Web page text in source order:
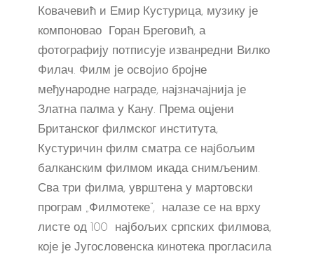
Ковачевић и Емир Кустурица, музику је
компоновао Горан Бреговић, а
фотографију потписује изванредни Вилко
Филач. Филм је освојио бројне
међународне награде, најзначајнија је
Златна палма у Кану. Према оцјени
Британског филмског института,
Кустуричин филм сматра се најбољим
балканским филмом икада снимљеним.
Сва три филма, уврштена у мартовски
програм „Филмотеке“, налазе се на врху
листе од 100 најбољих српских филмова,
које је Југословенска кинотека прогласила